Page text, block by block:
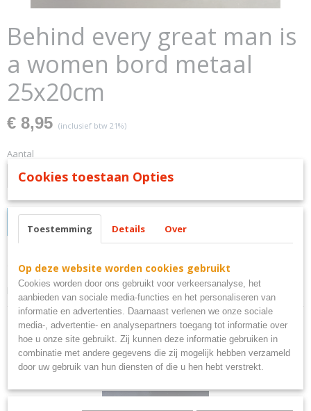
Behind every great man is
a women bord metaal
25x20cm
€ 8,95 (inclusief btw 21%)
Aantal
Omschrijving
behind every great man is a woman bord metaal
Ook interessant
Cookies toestaan Opties
Toestemming Details Over
Op deze website worden cookies gebruikt
Cookies worden door ons gebruikt voor verkeersanalyse, het
aanbieden van sociale media-functies en het personaliseren van
informatie en advertenties. Daarnaast verlenen we onze sociale
media-, advertentie- en analysepartners toegang tot informatie over
hoe u onze site gebruikt. Zij kunnen deze informatie gebruiken in
combinatie met andere gegevens die zij mogelijk hebben verzameld
door uw gebruik van hun diensten of die u hen hebt verstrekt.